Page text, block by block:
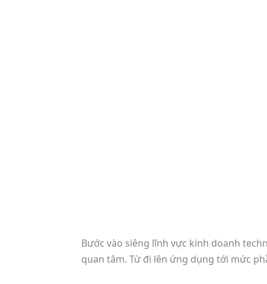
Bước vào siêng lĩnh vực kinh doanh
quan tâm. Từ đi lên ứng dụng tới mức